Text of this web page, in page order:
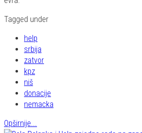
Tagged under
help
srbija
zatvor
kpz
niš
donacije
nemacka
Opširnije...